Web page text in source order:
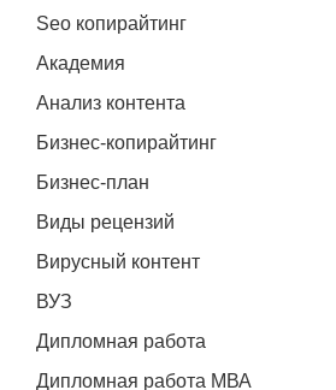
Seo копирайтинг
Академия
Анализ контента
Бизнес-копирайтинг
Бизнес-план
Виды рецензий
Вирусный контент
ВУЗ
Дипломная работа
Дипломная работа МВА